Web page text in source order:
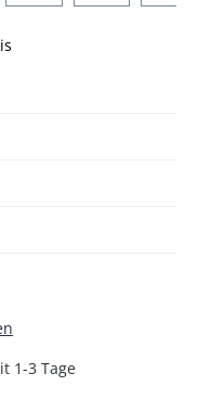
1-3 Tage